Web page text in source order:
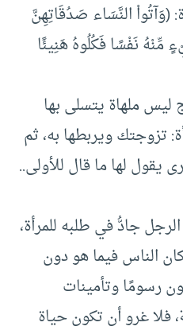
(وَآتُواْ النَّسَاء صَدُقَاتِهِنَّ
نَفْسًا فَكُلُوهُ هَنِيئًا
ليس ملهاة يتسلى بها
تزوجتك ويربطها به، ثم
يقول لها ما قال للأولى..
جادُّ في طلبه للمرأة،
الناس فيما هو دون
رسومًا وتأمينات
فلا غرو أن تكون حياة